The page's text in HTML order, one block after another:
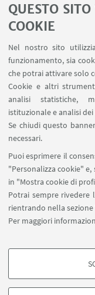
QUESTO
COOKIE
Nel nostro sito
funzionamento, sia
che potrai attivare solo
Cookie e altri
analisi statistiche,
istituzionale e analisi
Se chiudi questo
necessari.
Puoi esprimere il
"Personalizza cookie"
in "Mostra cookie di
Potrai sempre rivedere
rientrando nella
Per maggiori
COOKIE DI
©Copyright 2026 -